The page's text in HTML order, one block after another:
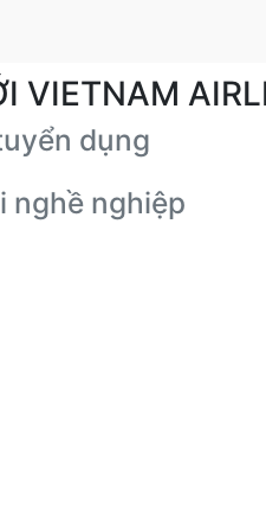
VIETNAM
dụng
nghề nghiệp